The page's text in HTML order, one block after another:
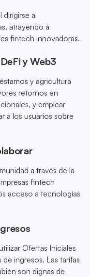
dirigirse a
atrayendo a
fintech innovadoras.
y Web3
y agricultura
retornos en
y emplear
a los usuarios sobre
a través de la
fintech
acceso a tecnologías
Ofertas Iniciales
ingresos. Las tarifas
son dignas de